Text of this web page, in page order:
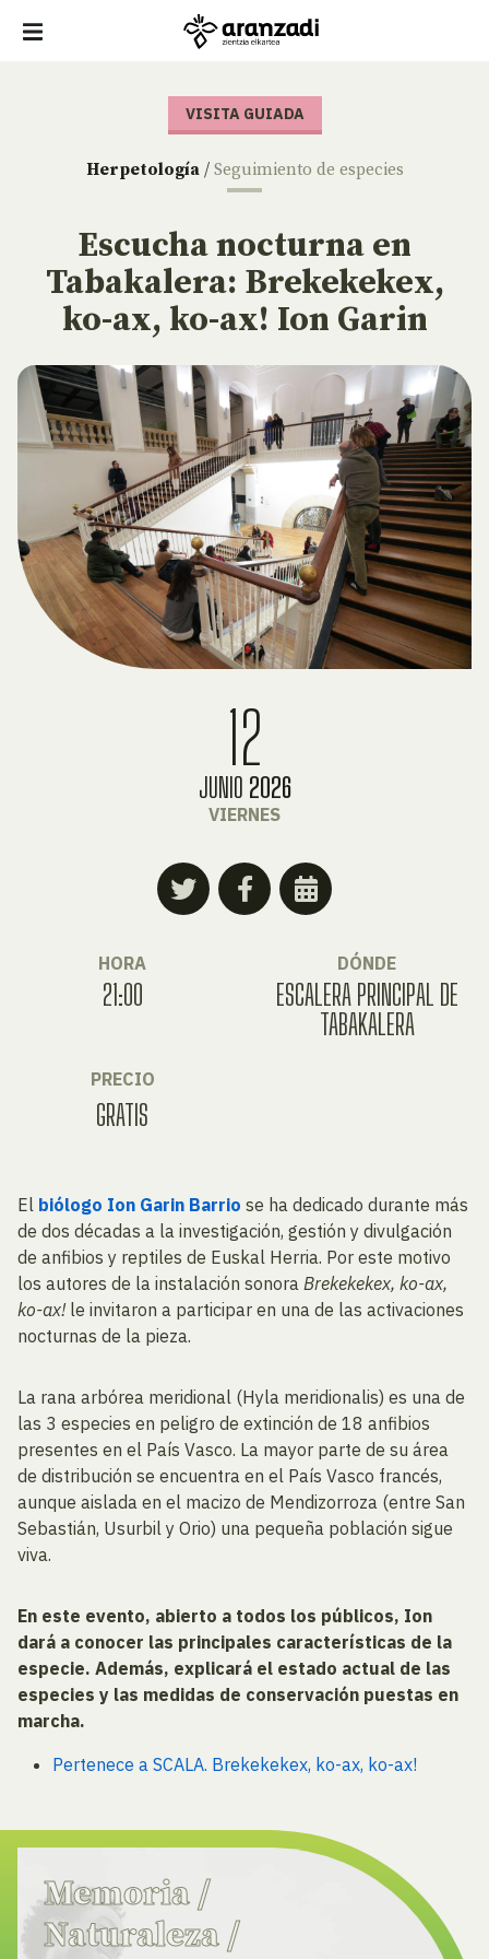
VISITA GUIADA
Herpetología/ Seguimiento de especies
Escucha nocturna en
Tabakalera: Brekekekex,
ko-ax, ko-ax! Ion Garin
12
JUNIO 2026
VIERNES
HORA
21:00
DÓNDE
ESCALERA PRINCIPAL DE
TABAKALERA
PRECIO
GRATIS
El biólogo Ion Garin Barrio se ha dedicado durante más
de dos décadas a la investigación, gestión y divulgación
de anfibios y reptiles de Euskal Herria. Por este motivo
los autores de la instalación sonora Brekekekex, ko-ax,
ko-ax!le invitaron a participar en una de las activaciones
nocturnas de la pieza.
La rana arbórea meridional (Hyla meridionalis) es una de
las 3 especies en peligro de extinción de 18 anfibios
presentes en el País Vasco. La mayor parte de su área
de distribución se encuentra en el País Vasco francés,
aunque aislada en el macizo de Mendizorroza (entre San
Sebastián, Usurbil y Orio) una pequeña población sigue
viva.
En este evento, abierto a todos los públicos, Ion
dará a conocer las principales características de la
especie. Además, explicará el estado actual de las
especies y las medidas de conservación puestas en
marcha.
Pertenece a SCALA. Brekekekex, ko-ax, ko-ax!
Memoria /
Naturaleza /